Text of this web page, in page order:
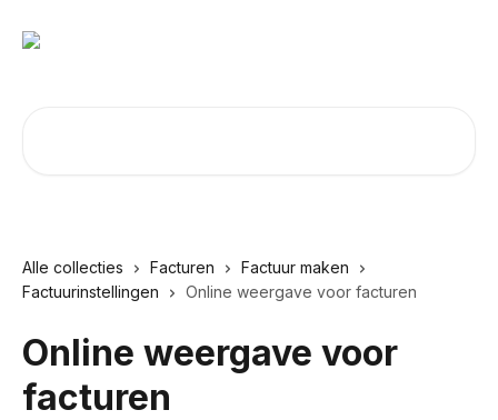
Alle collecties Facturen
Factuur maken
Factuurinstellingen
Online weergave voor facturen
Online weergave voor
facturen